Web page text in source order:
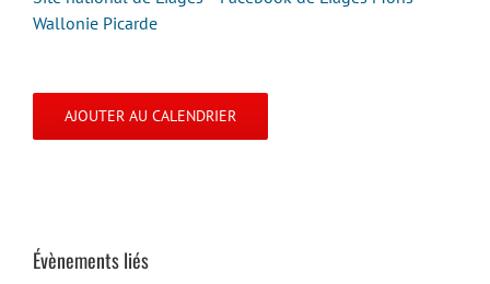
Wallonie Picarde
AJOUTER AU CALENDRIER
Évènements liés